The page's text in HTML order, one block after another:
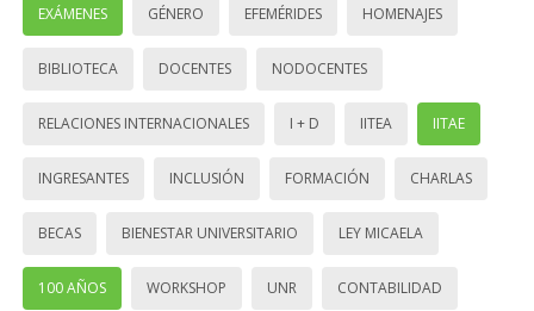
EXÁMENES GÉNERO EFEMÉRIDES HOMENAJES
BIBLIOTECA DOCENTES NODOCENTES
RELACIONES INTERNACIONALES I + D IITEA IITAE
INGRESANTES INCLUSIÓN FORMACIÓN CHARLAS
BECAS BIENESTAR UNIVERSITARIO LEY MICAELA
100 AÑOS WORKSHOP UNR CONTABILIDAD